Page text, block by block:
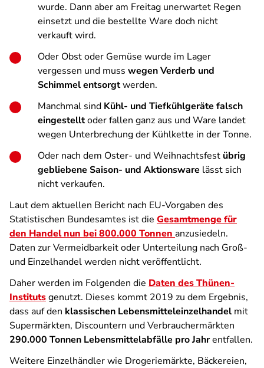
wurde. Dann aber am Freitag unerwartet Regen
einsetzt und die bestellte Ware doch nicht
verkauft wird.
Oder Obst oder Gemüse wurde im Lager
vergessen und muss wegen Verderb und
Schimmel entsorgtwerden.
Manchmal sind Kühl- und Tiefkühlgeräte falsch
eingestelltoder fallen ganz aus und Ware landet
wegen Unterbrechung der Kühlkette in der Tonne.
Oder nach dem Oster- und Weihnachtsfest übrig
gebliebene Saison- und Aktionsware lässt sich
nicht verkaufen.
Laut dem aktuellen Bericht nach EU-Vorgaben des
Statistischen Bundesamtes ist die Gesamtmenge für
den Handel nun bei 800.000 Tonnen anzusiedeln.
Daten zur Vermeidbarkeit oder Unterteilung nach Groß-
und Einzelhandel werden nicht veröffentlicht.
Daher werden im Folgenden die Daten des Thünen-
Institutsgenutzt. Dieses kommt 2019 zu dem Ergebnis,
dass auf den klassischen Lebensmitteleinzelhandel mit
Supermärkten, Discountern und Verbrauchermärkten
290.000 Tonnen Lebensmittelabfälle pro Jahrentfallen.
Weitere Einzelhändler wie Drogeriemärkte, Bäckereien,